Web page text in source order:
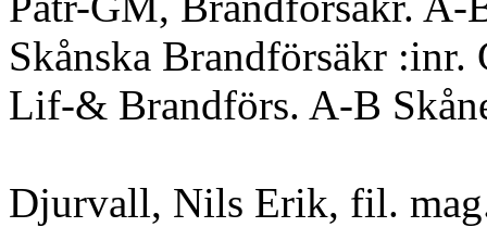
Skånska Brandförsäkr :inr.
Lif-& Brandförs. A-B
Djurvall, Nils Erik, fil.